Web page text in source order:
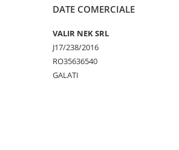
DATE COMERCIALE
VALIR NEK SRL
J17/238/2016
RO35636540
GALATI